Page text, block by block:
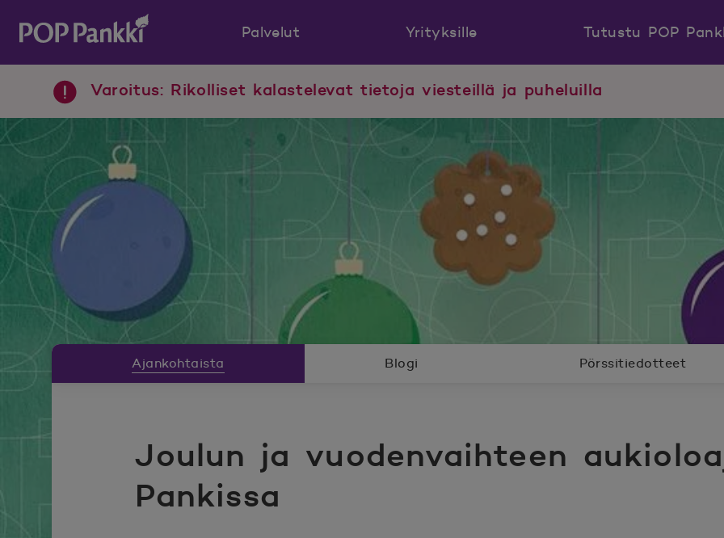
POP Pankki, etusivulle
Palvelut Yrityksille
Tutustu POP
Varoitus: Rikolliset kalastelevat tietoja viesteillä ja puheluilla
Joulun ja vuodenvaihteen
Pankissa
Ajankohtaista Blogi Pörssitiedotteet